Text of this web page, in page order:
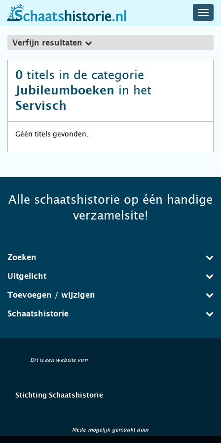
schaatshistorie.nl
Verfijn resultaten
0 titels in de categorie
Jubileumboeken in het
Servisch
Géén titels gevonden.
Alle schaatshistorie op één handige
verzamelsite!
Zoeken
Uitgelicht
Toevoegen / wijzigen
Schaatshistorie
Dit is een website van
Stichting Schaatshistorie
Mede mogelijk gemaakt door